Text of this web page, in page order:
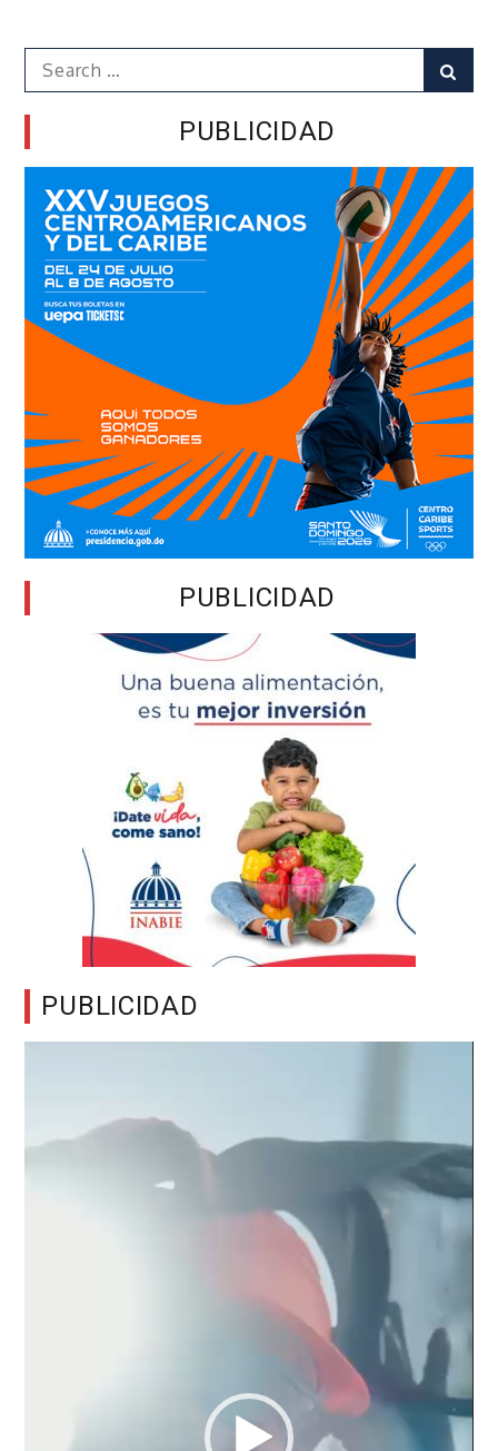
Search
for:
PUBLICIDAD
PUBLICIDAD
PUBLICIDAD